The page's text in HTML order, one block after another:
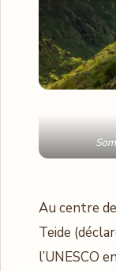
Au centre
Teide
l’UNESCO